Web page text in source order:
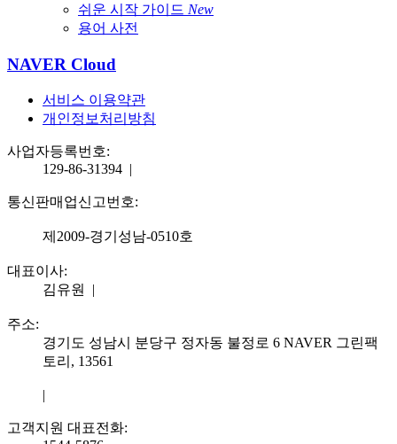
쉬운 시작 가이드 New
용어 사전
NAVER Cloud
서비스 이용약관
개인정보처리방침
사업자등록번호:
129-86-31394 |
통신판매업신고번호:
제2009-경기성남-0510호
대표이사:
김유원 |
주소:
경기도 성남시 분당구 정자동 불정로 6 NAVER 그린팩
토리, 13561
|
고객지원 대표전화: